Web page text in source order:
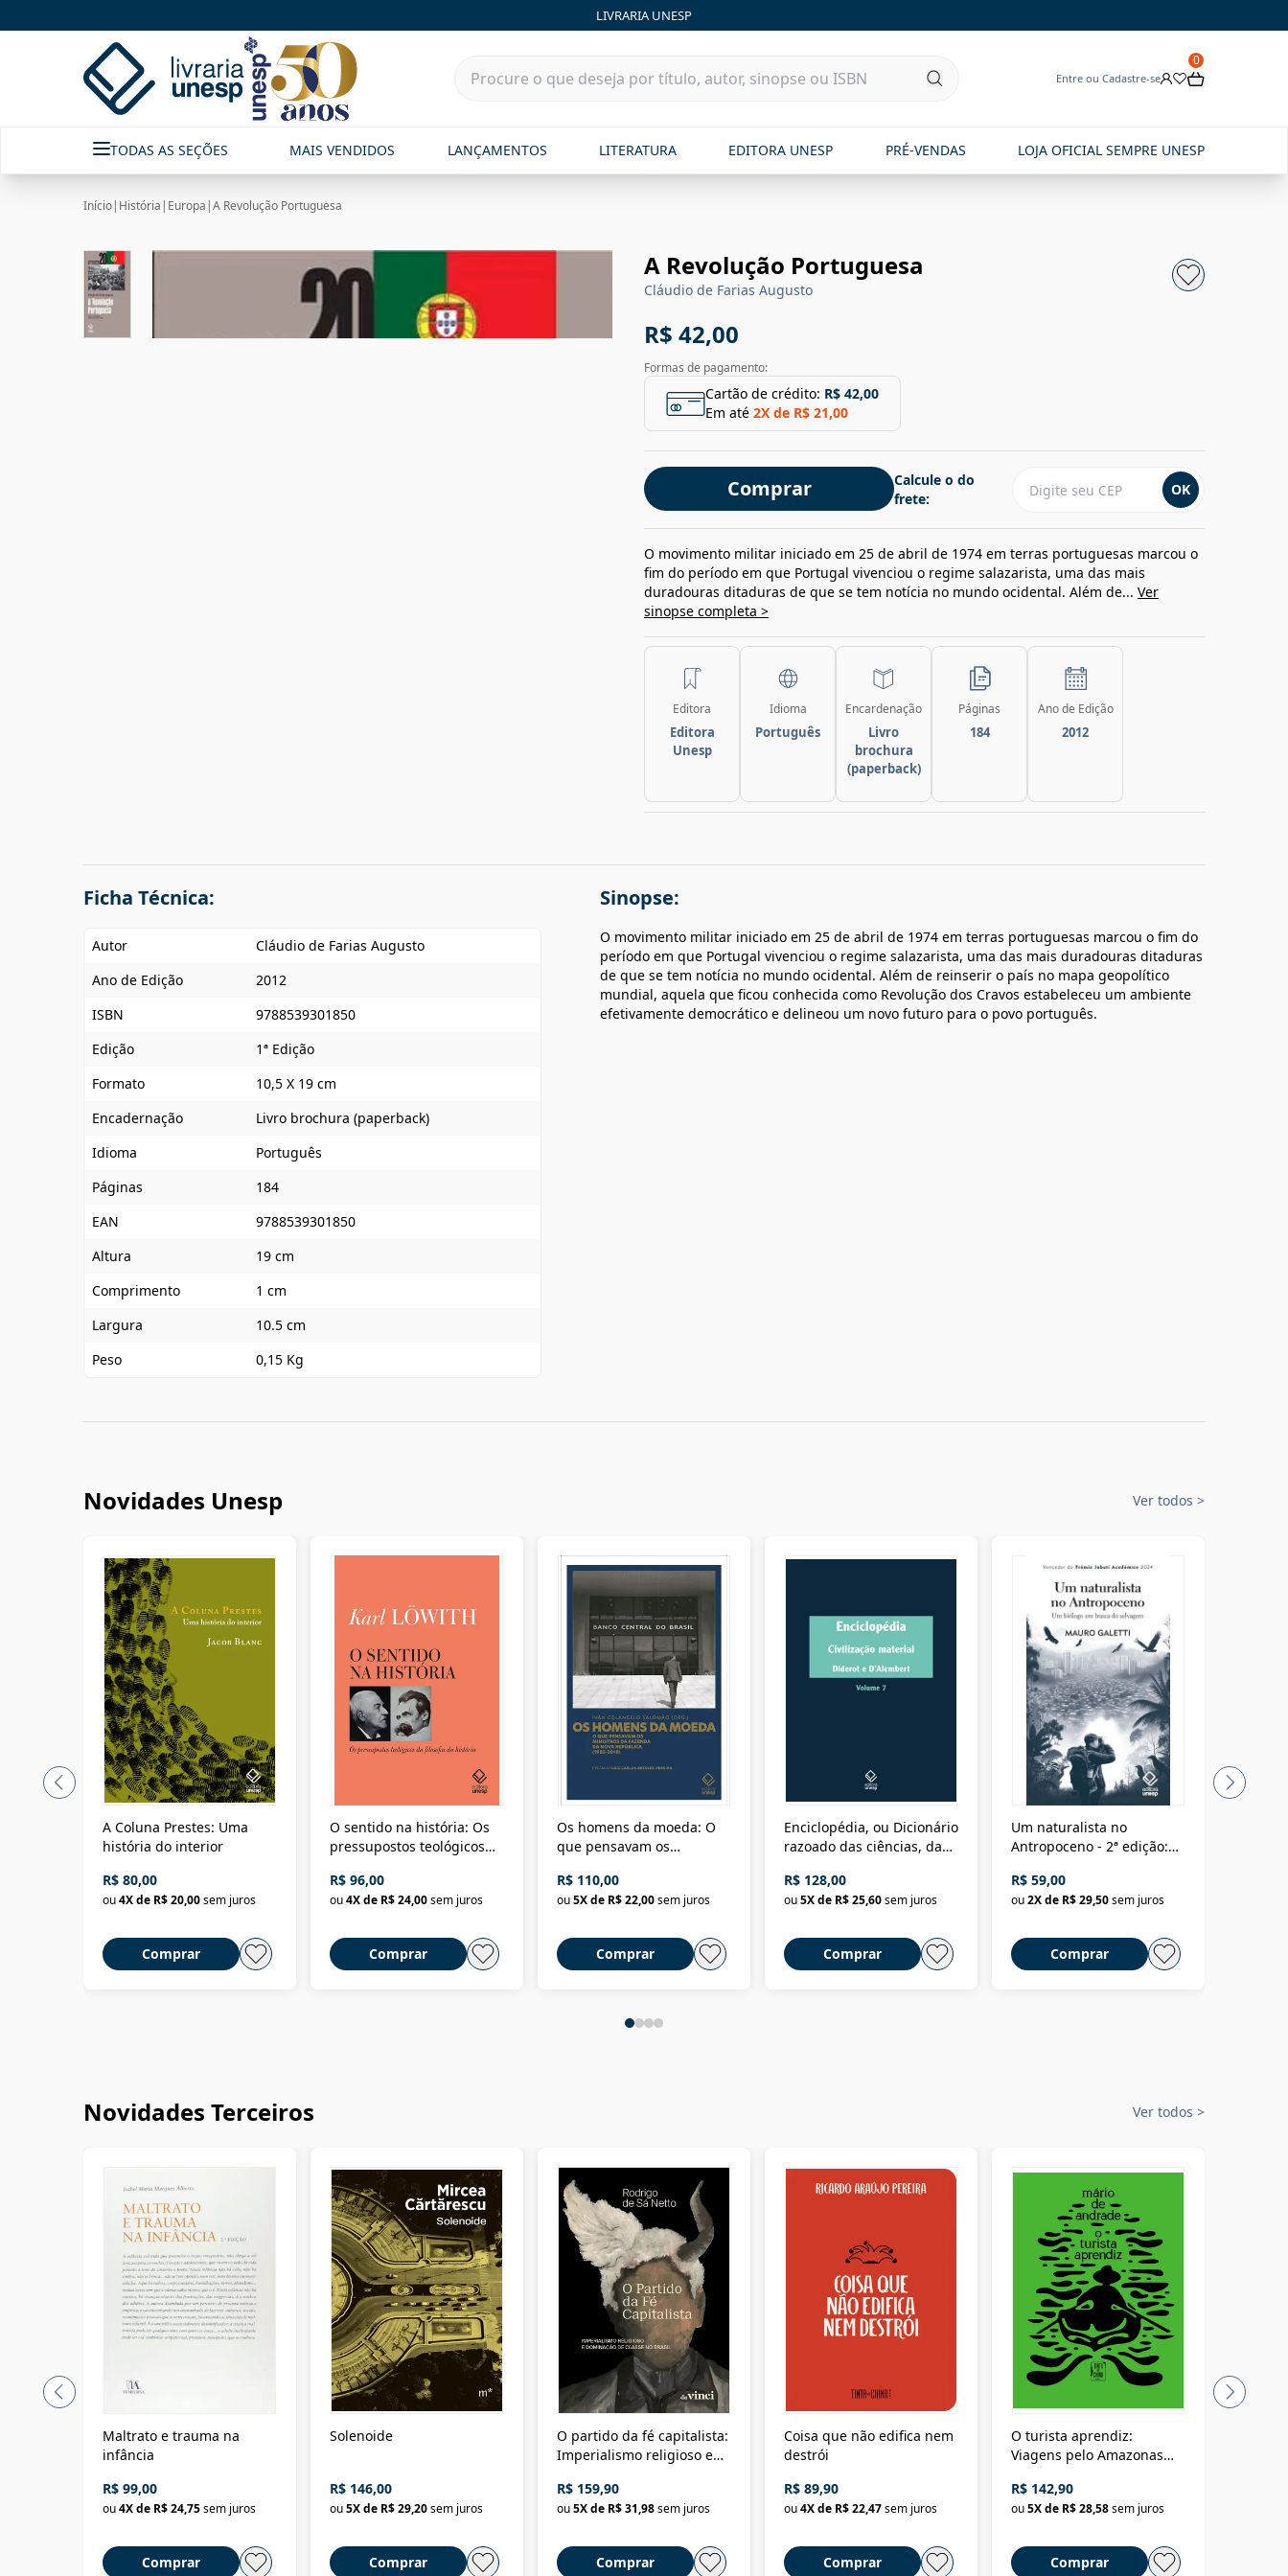
LIVRARIA UNESP
Entre ou Cadastre-se
0
TODAS AS SEÇÕES MAIS VENDIDOS LANÇAMENTOS LITERATURA EDITORA UNESP PRÉ-VENDAS LOJA OFICIAL SEMPRE UNESP
Início| História | Europa |A Revolução Portuguesa
A Revolução Portuguesa
Cláudio de Farias Augusto
R$ 42,00
Formas de pagamento:
Cartão de crédito: R$ 42,00
Em até 2X de R$ 21,00
Comprar
Calcule o do
frete:
OK
O movimento militar iniciado em 25 de abril de 1974 em terras portuguesas marcou o
fim do período em que Portugal vivenciou o regime salazarista, uma das mais
duradouras ditaduras de que se tem notícia no mundo ocidental. Além de... Ver
sinopse completa >
Editora
Editora
Unesp
Idioma
Português
Encardenação
Livro
brochura
(paperback)
Páginas
184
Ano de Edição
2012
Ficha Técnica:
Autor
Cláudio de Farias Augusto
Ano de Edição
2012
ISBN
9788539301850
Edição
1ª Edição
Formato
10,5 X 19 cm
Encadernação
Livro brochura (paperback)
Idioma
Português
Páginas
184
EAN
9788539301850
Altura
19 cm
Comprimento
1 cm
Largura
10.5 cm
Peso
0,15 Kg
Sinopse:
O movimento militar iniciado em 25 de abril de 1974 em terras portuguesas marcou o fim do
período em que Portugal vivenciou o regime salazarista, uma das mais duradouras ditaduras
de que se tem notícia no mundo ocidental. Além de reinserir o país no mapa geopolítico
mundial, aquela que ficou conhecida como Revolução dos Cravos estabeleceu um ambiente
efetivamente democrático e delineou um novo futuro para o povo português.
Novidades Unesp Ver todos >
A Coluna Prestes: Uma
história do interior
R$ 80,00
ou4X de R$ 20,00sem juros
Comprar
O sentido na história: Os
pressupostos teológicos
R$ 96,00
ou4X de R$ 24,00sem juros
Comprar
Os homens da moeda: O
que pensavam os
Nova República (1985-
2018)
R$ 110,00
ou5X de R$ 22,00sem juros
Comprar
Enciclopédia, ou Dicionário
razoado das ciências, das
Civilização material
R$ 128,00
ou5X de R$ 25,60sem juros
Comprar
Um naturalista no
Antropoceno - 2ª edição:
selvagem
R$ 59,00
ou2X de R$ 29,50sem juros
Comprar
Novidades Terceiros Ver todos >
Maltrato e trauma na
infância
R$ 99,00
ou4X de R$ 24,75sem juros
Comprar
Solenoide
R$ 146,00
ou5X de R$ 29,20sem juros
Comprar
O partido da fé capitalista:
Imperialismo religioso e
Brasil
R$ 159,90
ou5X de R$ 31,98sem juros
Comprar
Coisa que não edifica nem
destrói
R$ 89,90
ou4X de R$ 22,47sem juros
Comprar
O turista aprendiz:
Viagens pelo Amazonas
até a Bolívia e por Marajó
até dizer chega
R$ 142,90
ou5X de R$ 28,58sem juros
Comprar